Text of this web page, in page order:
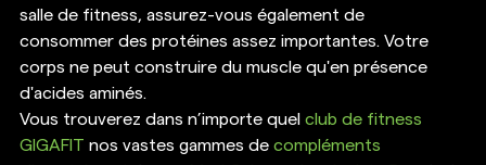
salle de fitness, assurez-vous également de
consommer des protéines assez importantes. Votre
corps ne peut construire du muscle qu'en présence
d'acides aminés.
Vous trouverez dans n’importe quel club de fitness
GIGAFIT nos vastes gammes de compléments